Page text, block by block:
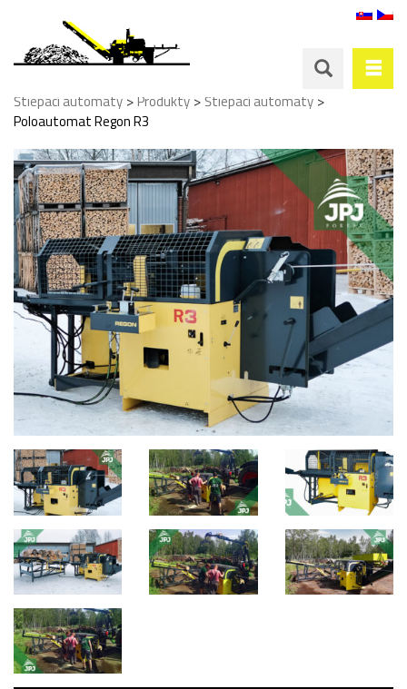
Štiepací automaty >Produkty >Štiepací automaty >
Poloautomat Regon R3